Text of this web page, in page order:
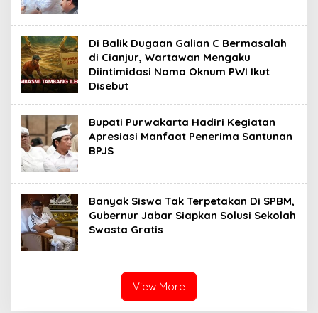
Di Balik Dugaan Galian C Bermasalah
di Cianjur, Wartawan Mengaku
Diintimidasi Nama Oknum PWI Ikut
Disebut
Bupati Purwakarta Hadiri Kegiatan
Apresiasi Manfaat Penerima Santunan
BPJS
Banyak Siswa Tak Terpetakan Di SPBM,
Gubernur Jabar Siapkan Solusi Sekolah
Swasta Gratis
View More